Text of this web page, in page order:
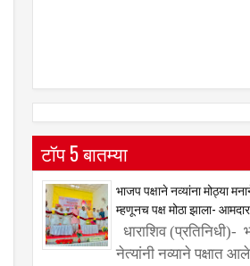
टॉप 5 बातम्या
भाजप पक्षाने नव्यांना मोठ्या
म्हणूनच पक्ष मोठा झाला-
धाराशिव (प्रतिनिधी)-
नेत्यांनी नव्याने पक्षात